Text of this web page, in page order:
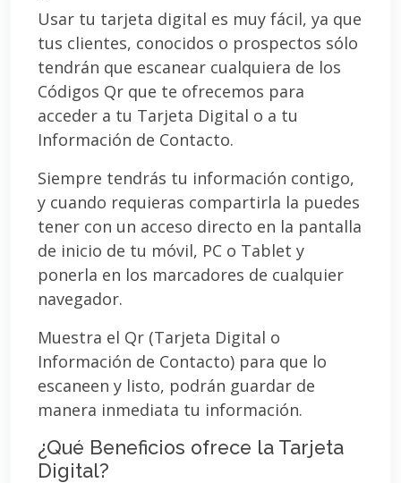
Usar tu tarjeta digital es muy fácil, ya que
tus clientes, conocidos o prospectos sólo
tendrán que escanear cualquiera de los
Códigos Qr que te ofrecemos para
acceder a tu Tarjeta Digital o a tu
Información de Contacto.
Siempre tendrás tu información contigo,
y cuando requieras compartirla la puedes
tener con un acceso directo en la pantalla
de inicio de tu móvil, PC o Tablet y
ponerla en los marcadores de cualquier
navegador.
Muestra el Qr (Tarjeta Digital o
Información de Contacto) para que lo
escaneen y listo, podrán guardar de
manera inmediata tu información.
¿Qué Beneficios ofrece la Tarjeta
Digital?